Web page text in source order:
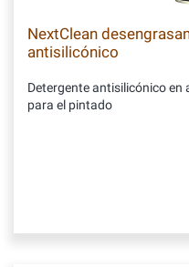
NextClean
antisilicónico
Detergente antisilicónico
para el pintado